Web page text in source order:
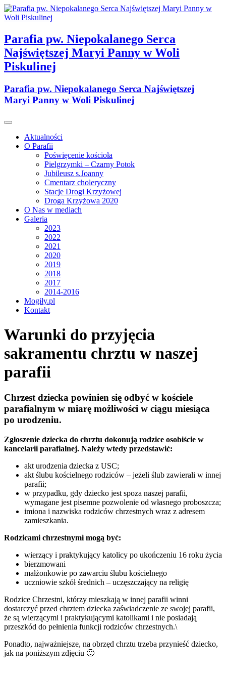
Skip
to
Parafia pw. Niepokalanego Serca
Najświętszej Maryi Panny w Woli
Piskulinej
Parafia pw. Niepokalanego Serca Najświętszej
Maryi Panny w Woli Piskulinej
Aktualności
O Parafii
Poświęcenie kościoła
Pielgrzymki – Czarny Potok
Jubileusz s.Joanny
Cmentarz choleryczny
Stacje Drogi Krzyżowej
Droga Krzyżowa 2020
O Nas w mediach
Galeria
2023
2022
2021
2020
2019
2018
2017
2014-2016
Mogiły.pl
Kontakt
Warunki do przyjęcia
sakramentu chrztu w naszej
parafii
Chrzest dziecka powinien się odbyć w kościele
parafialnym w miarę możliwości w ciągu miesiąca
po urodzeniu.
Zgłoszenie dziecka do chrztu dokonują rodzice osobiście w
kancelarii parafialnej. Należy wtedy przedstawić:
akt urodzenia dziecka z USC;
akt ślubu kościelnego rodziców – jeżeli ślub zawierali w innej
parafii;
w przypadku, gdy dziecko jest spoza naszej parafii,
wymagane jest pisemne pozwolenie od własnego proboszcza;
imiona i nazwiska rodziców chrzestnych wraz z adresem
zamieszkania.
Rodzicami chrzestnymi mogą być:
wierzący i praktykujący katolicy po ukończeniu 16 roku życia
bierzmowani
małżonkowie po zawarciu ślubu kościelnego
uczniowie szkół średnich – uczęszczający na religię
Rodzice Chrzestni, którzy mieszkają w innej parafii winni
dostarczyć przed chrztem dziecka zaświadczenie ze swojej parafii,
że są wierzącymi i praktykującymi katolikami i nie posiadają
przeszkód do pełnienia funkcji rodziców chrzestnych.\
Ponadto, najważniejsze, na obrzęd chrztu trzeba przynieść dziecko,
jak na poniższym zdjęciu 🙂